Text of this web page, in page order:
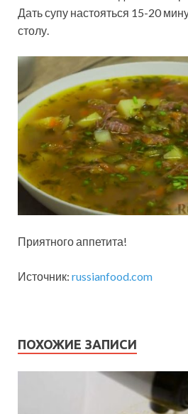
Дать супу настояться 15-20
столу.
Приятного аппетита!
Источник: russianfood.com
ПОХОЖИЕ ЗАПИСИ